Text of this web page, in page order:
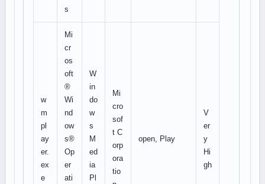
s
w
m
pl
ay
er.
ex
e
Mi
cr
os
oft
®
Wi
nd
ow
s®
Op
er
ati
W
in
do
w
s
M
ed
ia
Pl
Mi
cro
sof
t C
orp
ora
tio
open, Play
V
er
y
Hi
gh